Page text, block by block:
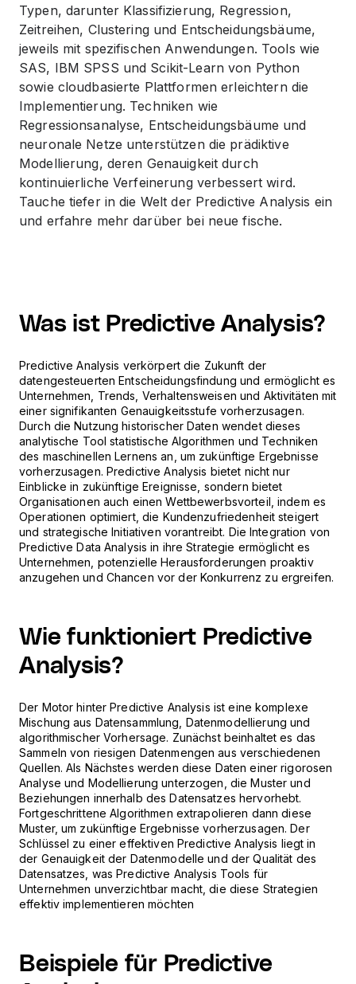
Typen, darunter Klassifizierung, Regression,
Zeitreihen, Clustering und Entscheidungsbäume,
jeweils mit spezifischen Anwendungen. Tools wie
SAS, IBM SPSS und Scikit-Learn von Python
sowie cloudbasierte Plattformen erleichtern die
Implementierung. Techniken wie
Regressionsanalyse, Entscheidungsbäume und
neuronale Netze unterstützen die prädiktive
Modellierung, deren Genauigkeit durch
kontinuierliche Verfeinerung verbessert wird.
Tauche tiefer in die Welt der Predictive Analysis ein
und erfahre mehr darüber bei neue fische.
Was ist Predictive Analysis?
Predictive Analysis verkörpert die Zukunft der
datengesteuerten Entscheidungsfindung und ermöglicht es
Unternehmen, Trends, Verhaltensweisen und Aktivitäten mit
einer signifikanten Genauigkeitsstufe vorherzusagen.
Durch die Nutzung historischer Daten wendet dieses
analytische Tool statistische Algorithmen und Techniken
des maschinellen Lernens an, um zukünftige Ergebnisse
vorherzusagen. Predictive Analysis bietet nicht nur
Einblicke in zukünftige Ereignisse, sondern bietet
Organisationen auch einen Wettbewerbsvorteil, indem es
Operationen optimiert, die Kundenzufriedenheit steigert
und strategische Initiativen vorantreibt. Die Integration von
Predictive Data Analysis in ihre Strategie ermöglicht es
Unternehmen, potenzielle Herausforderungen proaktiv
anzugehen und Chancen vor der Konkurrenz zu ergreifen.
Wie funktioniert Predictive
Analysis?
Der Motor hinter Predictive Analysis ist eine komplexe
Mischung aus Datensammlung, Datenmodellierung und
algorithmischer Vorhersage. Zunächst beinhaltet es das
Sammeln von riesigen Datenmengen aus verschiedenen
Quellen. Als Nächstes werden diese Daten einer rigorosen
Analyse und Modellierung unterzogen, die Muster und
Beziehungen innerhalb des Datensatzes hervorhebt.
Fortgeschrittene Algorithmen extrapolieren dann diese
Muster, um zukünftige Ergebnisse vorherzusagen. Der
Schlüssel zu einer effektiven Predictive Analysis liegt in
der Genauigkeit der Datenmodelle und der Qualität des
Datensatzes, was Predictive Analysis Tools für
Unternehmen unverzichtbar macht, die diese Strategien
effektiv implementieren möchten
Beispiele für Predictive